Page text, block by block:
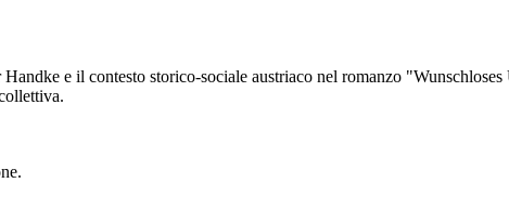
e il contesto storico-sociale austriaco nel romanzo